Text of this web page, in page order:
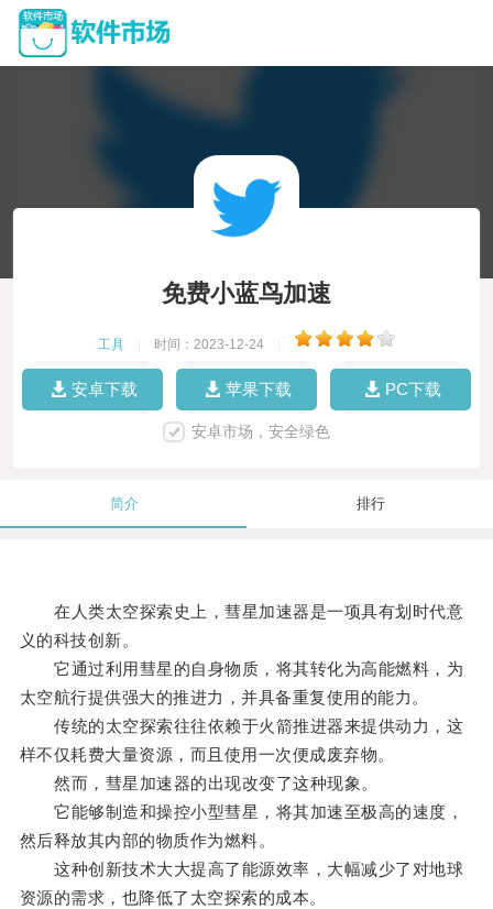
免费小蓝鸟加速
工具 时间：2023-12-24
安卓下载 苹果下载 PC下载
安卓市场，安全绿色
简介 排行
在人类太空探索史上，彗星加速器是一项具有划时代意
义的科技创新。
它通过利用彗星的自身物质，将其转化为高能燃料，为
太空航行提供强大的推进力，并具备重复使用的能力。
传统的太空探索往往依赖于火箭推进器来提供动力，这
样不仅耗费大量资源，而且使用一次便成废弃物。
然而，彗星加速器的出现改变了这种现象。
它能够制造和操控小型彗星，将其加速至极高的速度，
然后释放其内部的物质作为燃料。
这种创新技术大大提高了能源效率，大幅减少了对地球
资源的需求，也降低了太空探索的成本。